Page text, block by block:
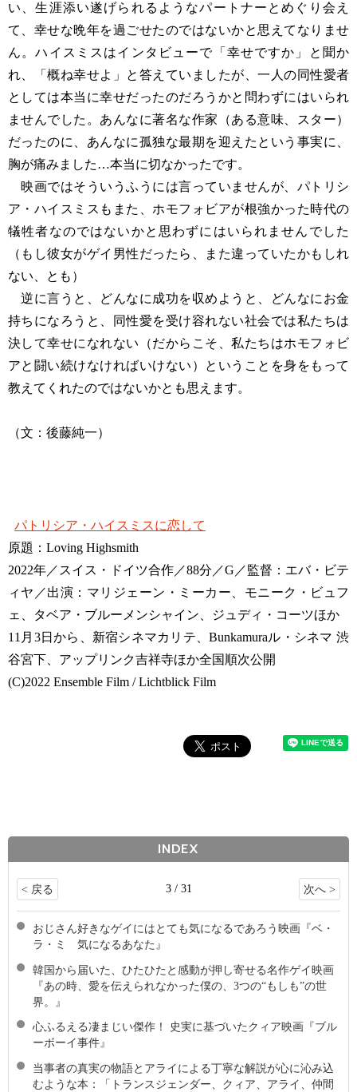
い、生涯添い遂げられるようなパートナーとめぐり会え
て、幸せな晩年を過ごせたのではないかと思えてなりませ
ん。ハイスミスはインタビューで「幸せですか」と聞か
れ、「概ね幸せよ」と答えていましたが、一人の同性愛者
としては本当に幸せだったのだろうかと問わずにはいられ
ませんでした。あんなに著名な作家（ある意味、スター）
だったのに、あんなに孤独な最期を迎えたという事実に、
胸が痛みました…本当に切なかったです。
映画ではそういうふうには言っていませんが、パトリシ
ア・ハイスミスもまた、ホモフォビアが根強かった時代の
犠牲者なのではないかと思わずにはいられませんでした
（もし彼女がゲイ男性だったら、また違っていたかもしれ
ない、とも）
逆に言うと、どんなに成功を収めようと、どんなにお金
持ちになろうと、同性愛を受け容れない社会では私たちは
決して幸せになれない（だからこそ、私たちはホモフォビ
アと闘い続けなければいけない）ということを身をもって
教えてくれたのではないかとも思えます。
（文：後藤純一）
パトリシア・ハイスミスに恋して
原題：Loving Highsmith
2022年／スイス・ドイツ合作／88分／G／監督：エバ・ビテ
ィヤ／出演：マリジェーン・ミーカー、モニーク・ビュフ
ェ、タベア・ブルーメンシャイン、ジュディ・コーツほか
11月3日から、新宿シネマカリテ、Bunkamuraル・シネマ 渋
谷宮下、アップリンク吉祥寺ほか全国順次公開
(C)2022 Ensemble Film / Lichtblick Film
INDEX
< 戻る 3 / 31 次へ >
おじさん好きなゲイにはとても気になるであろう映画『ベ・
ラ・ミ 気になるあなた』
韓国から届いた、ひたひたと感動が押し寄せる名作ゲイ映画
『あの時、愛を伝えられなかった僕の、3つの“もしも”の世
界。』
心ふるえる凄まじい傑作！ 史実に基づいたクィア映画『ブル
ーボーイ事件』
当事者の真実の物語とアライによる丁寧な解説が心に沁み込
むような本：「トランスジェンダー、クィア、アライ、仲間